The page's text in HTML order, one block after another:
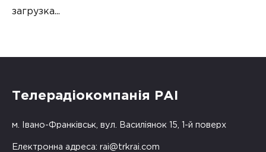
загрузка...
Телерадіокомпанія РАІ
м. Івано-Франківськ, вул. Василіянок 15, 1-й поверх
Електронна адреса: rai@trkrai.com